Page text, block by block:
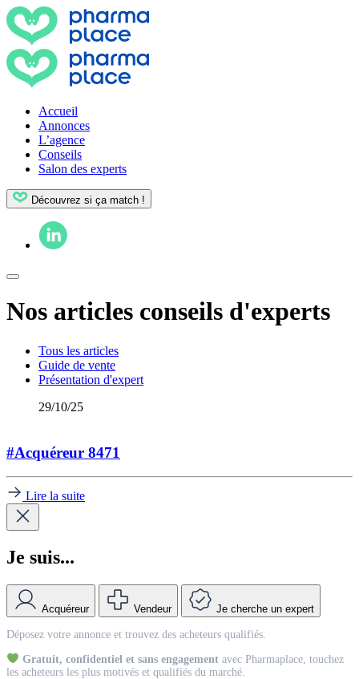
Accueil
Annonces
L’agence
Conseils
Salon des experts
Découvrez si ça match !
Nos articles conseils d'experts
Tous les articles
Guide de vente
Présentation d'expert
29/10/25
#Acquéreur 8471
Lire la suite
Je suis...
Acquéreur Vendeur Je cherche un expert
Vendeur
Déposez votre annonce et trouvez des acheteurs qualifiés.
Gratuit, confidentiel et sans engagement avec Pharmaplace, touchez
les acheteurs les plus motivés et qualifiés du marché.